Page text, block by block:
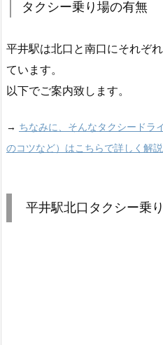
タクシー乗り場の有無
平井駅は北口と南口にそれぞ
ています。
以下でご案内致します。
→ ちなみに、そんなタクシードラ
のコツなど）はこちらで詳しく解説
平井駅北口タクシー乗